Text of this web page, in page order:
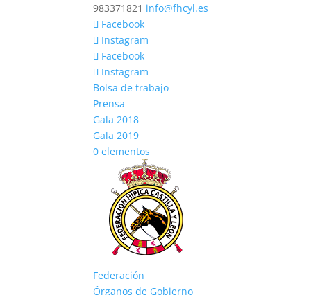
983371821 info@fhcyl.es
Facebook
Instagram
Facebook
Instagram
Bolsa de trabajo
Prensa
Gala 2018
Gala 2019
0 elementos
Federación
Órganos de Gobierno